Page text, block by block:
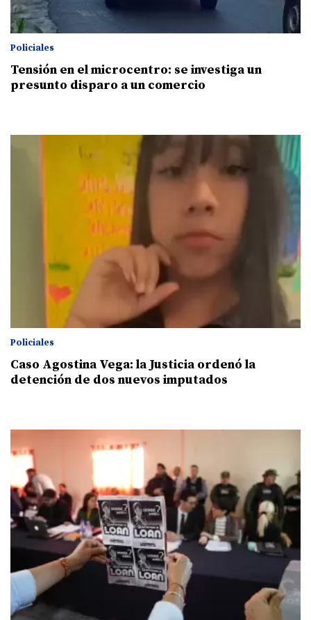
Policiales
Tensión en el microcentro: se investiga un
presunto disparo a un comercio
Policiales
Caso Agostina Vega: la Justicia ordenó la
detención de dos nuevos imputados